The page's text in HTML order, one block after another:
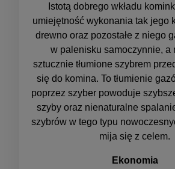
Istotą dobrego wkładu
umiejętność wykonania tak jego
drewno oraz pozostałe z niego
w palenisku samoczynnie, a
sztucznie tłumione szybrem
się do komina. To tłumienie
poprzez szyber powoduje
szyby oraz nienaturalne
szybrów w tego typu
mija się z celem.
Ekonomia